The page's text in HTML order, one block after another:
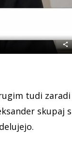
tudi zaradi
skupaj s